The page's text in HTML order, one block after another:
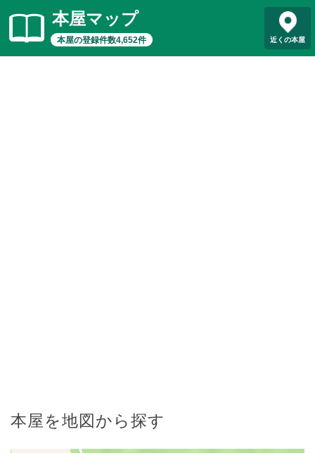
本屋マップ
本屋の登録件数4,652件 近くの本屋
本屋を地図から探す